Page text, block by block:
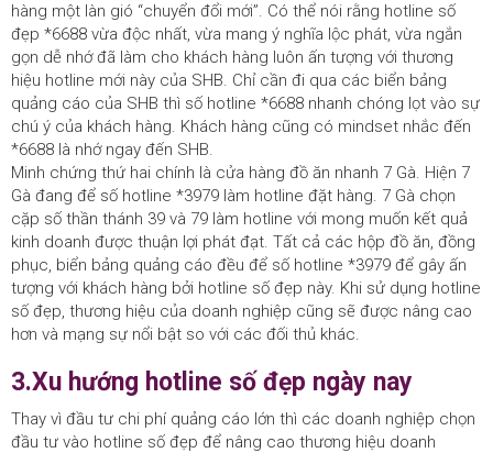
hàng một làn gió “chuyển đổi mới”. Có thể nói rằng hotline số
đẹp *6688 vừa độc nhất, vừa mang ý nghĩa lộc phát, vừa ngắn
gọn dễ nhớ đã làm cho khách hàng luôn ấn tượng với thương
hiệu hotline mới này của SHB. Chỉ cần đi qua các biển bảng
quảng cáo của SHB thì số hotline *6688 nhanh chóng lọt vào sự
chú ý của khách hàng. Khách hàng cũng có mindset nhắc đến
*6688 là nhớ ngay đến SHB.
Minh chứng thứ hai chính là cửa hàng đồ ăn nhanh 7 Gà. Hiện 7
Gà đang để số hotline *3979 làm hotline đặt hàng. 7 Gà chọn
cặp số thần thánh 39 và 79 làm hotline với mong muốn kết quả
kinh doanh được thuận lợi phát đạt. Tất cả các hộp đồ ăn, đồng
phục, biển bảng quảng cáo đều để số hotline *3979 để gây ấn
tượng với khách hàng bởi hotline số đẹp này. Khi sử dụng hotline
số đẹp, thương hiệu của doanh nghiệp cũng sẽ được nâng cao
hơn và mạng sự nổi bật so với các đối thủ khác.
3.Xu hướng hotline số đẹp ngày nay
Thay vì đầu tư chi phí quảng cáo lớn thì các doanh nghiệp chọn
đầu tư vào hotline số đẹp để nâng cao thương hiệu doanh